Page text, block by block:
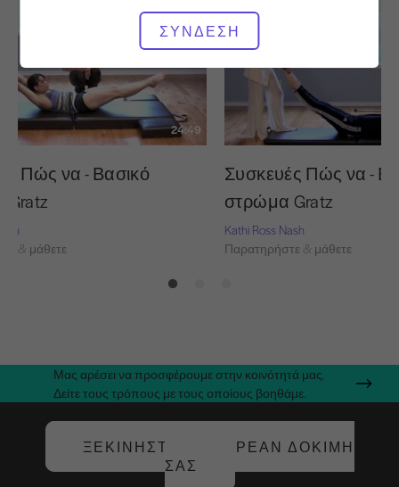
ΣΎΝΔΕΣΗ
24:49
Πώς να - Βασικό
& μάθετε
Συσκευές Πώς να -
στρώμα Gratz
Kathi Ross Nash
Παρατηρήστε & μάθετε
Μας αρέσει να προσφέρουμε στην κοινότητά μας.
Δείτε τους τρόπους με τους οποίους βοηθάμε.
ΞΕΚΙΝΉΣΤΕ ΤΗ ΔΩΡΕΆΝ ΔΟΚΙΜΉ
ΣΑΣ